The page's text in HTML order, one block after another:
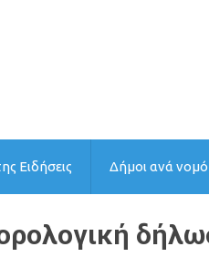
Ειδήσεις Δήμοι ανά νομό